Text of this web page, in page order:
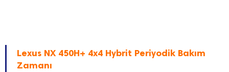
Lexus NX 450H+ 4x4 Hybrit Periyodik Bakım
Zamanı